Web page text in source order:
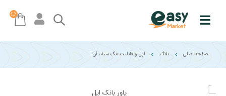
صفحه اصلی بلاگ اپل و قابلیت مگ سیف آن!